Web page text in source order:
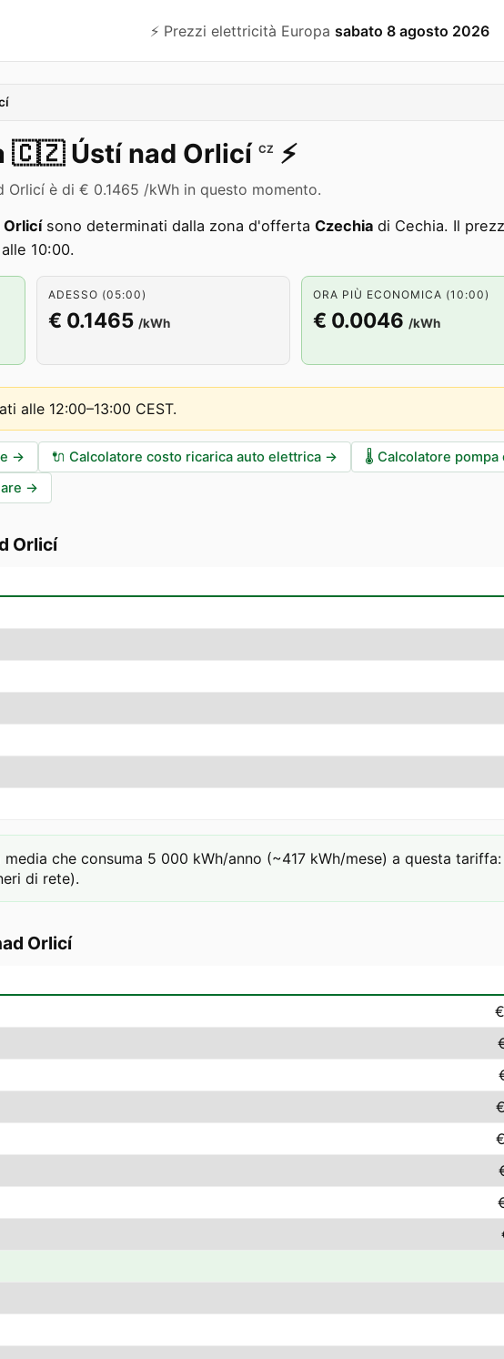
⚡️ Prezzi elettricità Europa sabato 8 agosto 2026
🇨🇿 Ústí nad Orlicí CZ ⚡️
è di € 0.1465 /kWh in questo momento.
Orlicísono determinati dalla zona d'offerta Czechia di Cechia. Il
10:00.
ADESSO (05:00)
€ 0.1465 /kWh
ORA PIÙ ECONOMICA (10:00)
€ 0.0046 /kWh
alle 12:00–13:00 CEST.
→ 🔌 Calcolatore costo ricarica auto elettrica → 🌡️ Calcolatore pompa
→
Orlicí
media che consuma 5 000 kWh/anno (~417 kWh/mese) a questa
di rete).
Orlicí